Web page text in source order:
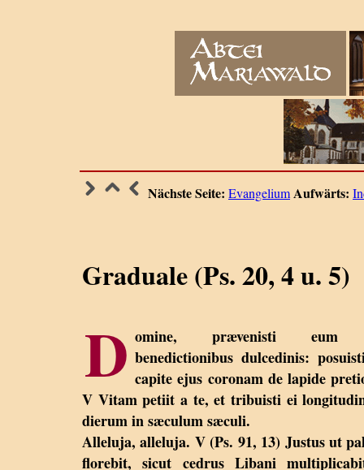
Nächste Seite: EvangeliumAufwärts:
Graduale (Ps. 20, 4 u. 5)
D omine, prævenisti
benedictionibus dulcedinis:
capite ejus coronam de lapide
V Vitam petiit a te, et tribuisti ei
dierum in sæculum sæculi.
Alleluja, alleluja. V (Ps. 91, 13) Justus ut
florebit, sicut cedrus Libani